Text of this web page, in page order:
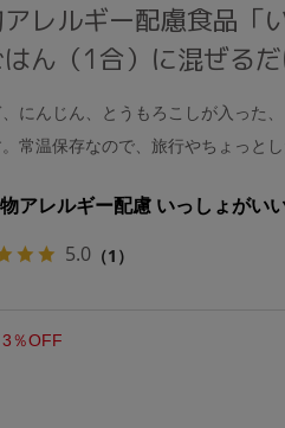
レルギー配慮食品「
ん（1合）に混ぜるだ
にんじん、とうもろこしが入った
常温保存なので、旅行やちょっと
アレルギー配慮 いっしょがい
5.0 （1）
％OFF